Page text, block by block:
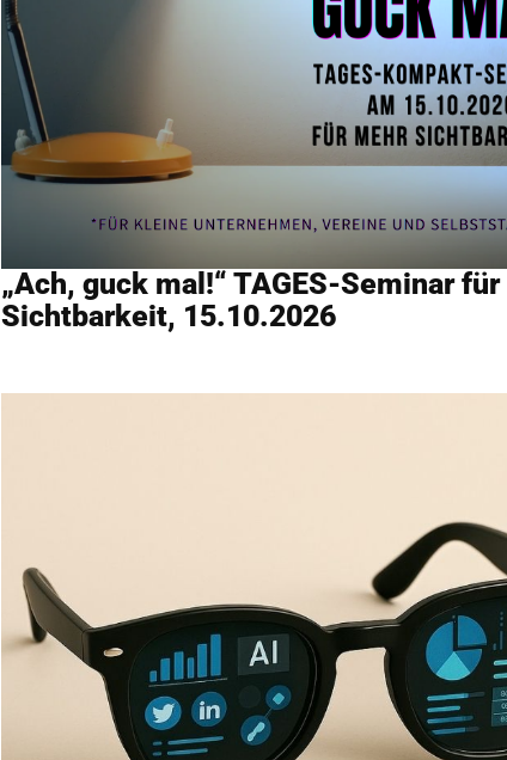
„Ach, guck mal!“ TAGES-Seminar
Sichtbarkeit, 15.10.2026